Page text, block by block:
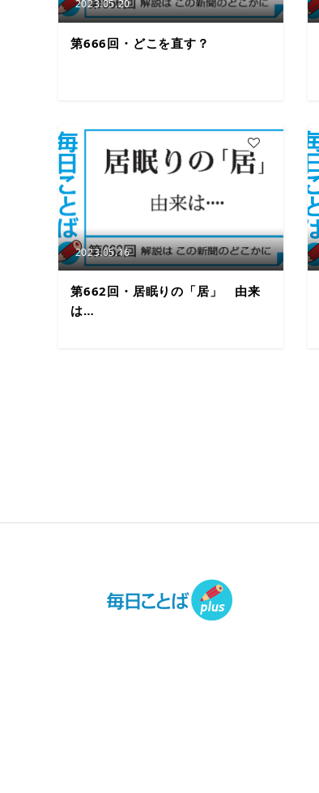
2023.05.20
第666回・どこを直す？
2023.05.16
第662回・居眠りの「居」 由来
は…